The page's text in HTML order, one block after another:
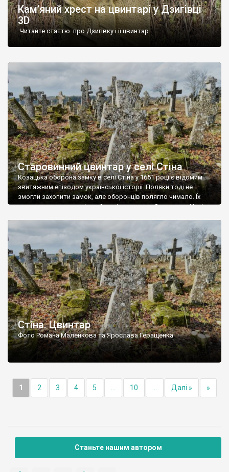
Кам’яний хрест на цвинтарі у Дзигівці
3D
Читайте статтю про Дзигівку і її цвинтар
Старовинний цвинтар у селі Стіна
Козацька оборона замку в селі Стіна у 1651 році є відомим
звитяжним епізодом української історії. Поляки тоді не
змогли захопити замок, але оборонців полягло чимало. Їх
поховали на цвинтарі, який тоді називався Замковим. Нині на
ньому чимало хрестів 19 століття, є такі, де епітафії стер […]
Стіна. Цвинтар
Фото Романа Маленкова та Ярослава Геращенка
1 2 3 4 5 10 Далі » »
Станьте нашим автором